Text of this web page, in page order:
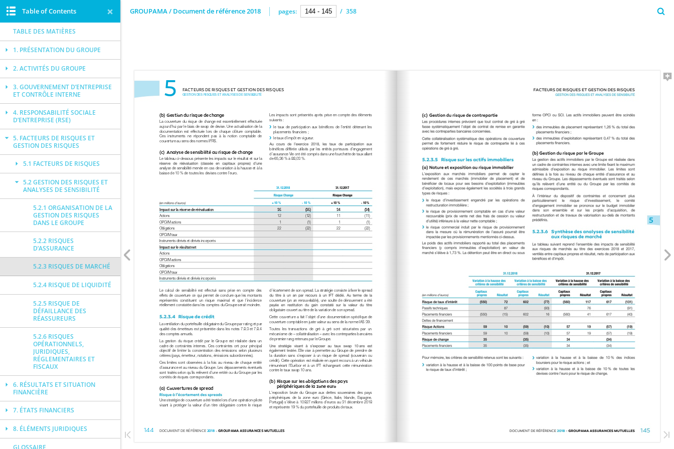
GROUPAMA / Document de référence 2018 pages: / 358
Table of Contents
TABLE DES MATIÈRES
1. PRÉSENTATION DU GROUPE
2. ACTIVITÉS DU GROUPE
3. GOUVERNEMENT D’ENTREPRISE
ET CONTRÔLE INTERNE
4. RESPONSABILITÉ SOCIALE
D’ENTREPRISE (RSE)
5. FACTEURS DE RISQUES ET
GESTION DES RISQUES
5.1 FACTEURS DE RISQUES
5.2 GESTION DES RISQUES ET
ANALYSES DE SENSIBILITÉ
5.2.1 ORGANISATION DE LA
GESTION DES RISQUES
DANS LE GROUPE
5.2.2 RISQUES
D’ASSURANCE
5.2.3 RISQUES DE MARCHÉ
5.2.4 RISQUE DE LIQUIDITÉ
5.2.5 RISQUE DE
DÉFAILLANCE DES
RÉASSUREURS
5.2.6 RISQUES
OPÉRATIONNELS,
JURIDIQUES,
RÉGLEMENTAIRES ET
FISCAUX
6. RÉSULTATS ET SITUATION
FINANCIÈRE
7. ÉTATS FINANCIERS
8. ÉLÉMENTS JURIDIQUES
GLOSSAIRE